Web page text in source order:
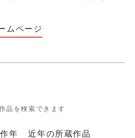
ムページ
品を検索できます
年 近年の所蔵作品